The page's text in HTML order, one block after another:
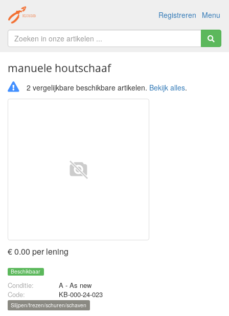
Menu
Registreren
manuele houtschaaf
2 vergelijkbare beschikbare artikelen. Bekijk alles.
€ 0.00 per lening
Beschikbaar
Conditie:
A - As new
Code:
KB-000-24-023
Slijpen/frezen/schuren/schaven